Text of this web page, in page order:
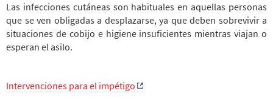
Las infecciones cutáneas son habituales en aquellas personas
que se ven obligadas a desplazarse, ya que deben sobrevivir a
situaciones de cobijo e higiene insuficientes mientras viajan o
esperan el asilo.
Intervenciones para el impétigo